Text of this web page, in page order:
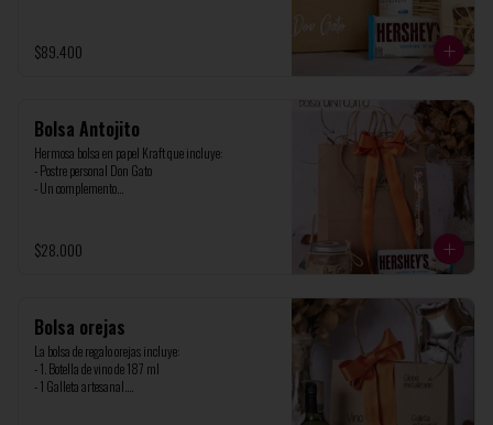
$89.400
Bolsa Antojito
Hermosa bolsa en papel Kraft que incluye:
- Postre personal Don Gato
- Un complemento
$28.000
Bolsa orejas
La bolsa de regalo orejas incluye:
- 1. Botella de vino de 187 ml
- 1 Galleta artesanal.